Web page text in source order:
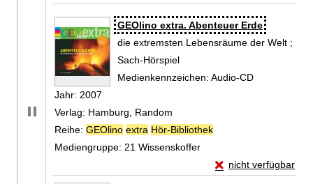
Suchergebnis
Zu den Suchfiltern springen
GEOlino extra. Abenteuer Erde
die extremsten Lebensräume der Welt ;
Sach-Hörspiel
Suche nach diesem Verfasser
Medienkennzeichen: Audio-CD
Jahr: 2007
Verlag: Hamburg, Random
Reihe: GEOlino extra Hör-Bibliothek
Mediengruppe: 21 Wissenskoffer
nicht verfügbar
Exemplar-Details